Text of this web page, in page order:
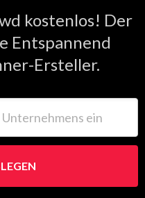
kostenlos! Der
Entspannend
Ersteller.